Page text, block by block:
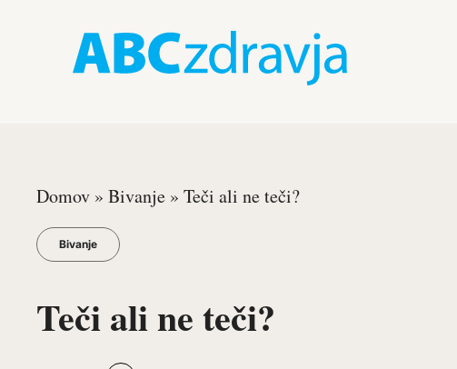
Domov » Bivanje » Teči ali ne teči?
Bivanje
Teči ali ne teči?